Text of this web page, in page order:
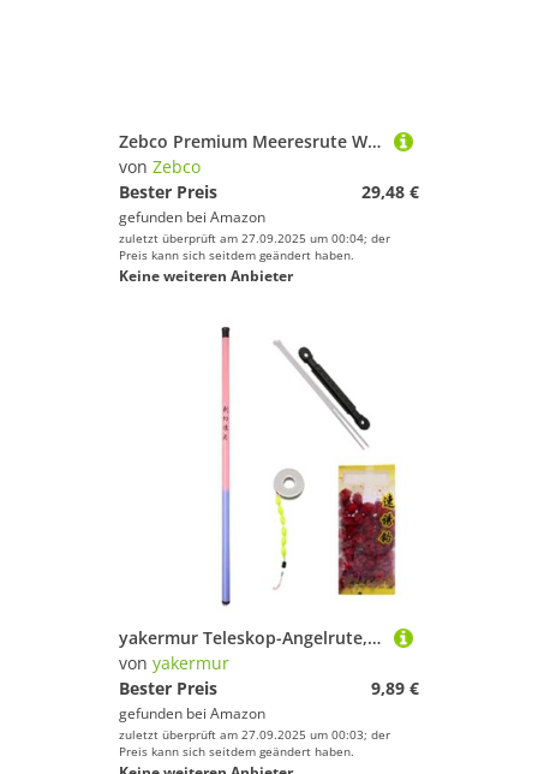
Zebco Premium Meeresrute White GWC Tele Angelrute Bootsrute Hochsee-Angeln, Schwarz-Weiß, 1,80 m
von Zebco
Bester Preis
29,48 €
gefunden bei Amazon
zuletzt überprüft am 27.09.2025 um 00:04; der
Preis kann sich seitdem geändert haben.
Keine weiteren Anbieter
yakermur Teleskop-Angelrute, kompakte Reiserute für | tragbare Angelrute für Anfänger zum Fliegenfischen, Wandern, Ufer, Schifffahrt, Fluss, Kajak, Hochsee, ,
von yakermur
Bester Preis
9,89 €
gefunden bei Amazon
zuletzt überprüft am 27.09.2025 um 00:03; der
Preis kann sich seitdem geändert haben.